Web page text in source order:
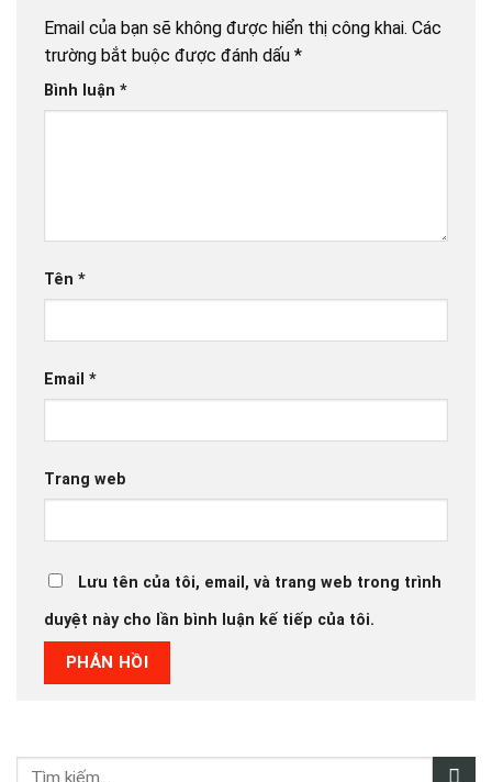
Email của bạn sẽ không được hiển thị công khai. Các
trường bắt buộc được đánh dấu *
Bình luận *
Tên *
Email *
Trang web
Lưu tên của tôi, email, và trang web trong trình
duyệt này cho lần bình luận kế tiếp của tôi.